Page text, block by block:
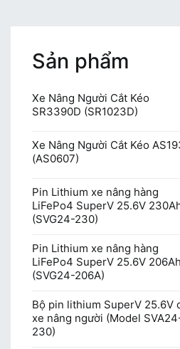
Sản phẩm
Xe Nâng Người Cắt Kéo
SR3390D (SR1023D)
Xe Nâng Người Cắt Kéo
(AS0607)
Pin Lithium xe nâng hàng
LiFePo4 SuperV 25.6V
(SVG24-230)
Pin Lithium xe nâng hàng
LiFePo4 SuperV 25.6V 206Ah
(SVG24-206A)
Bộ pin lithium SuperV 25.6V
xe nâng người (Model
230)